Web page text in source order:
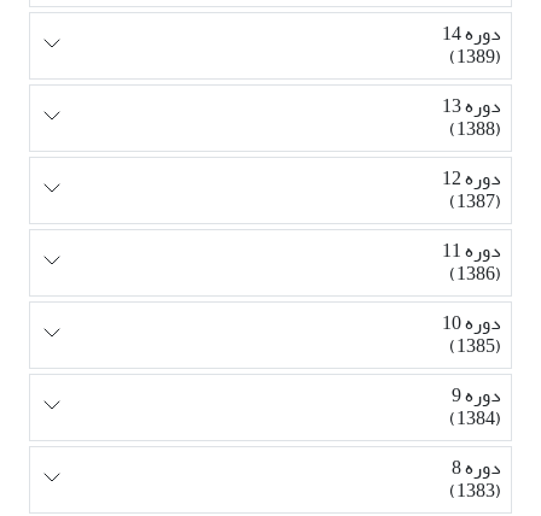
دوره 14
(1389)
دوره 13
(1388)
دوره 12
(1387)
دوره 11
(1386)
دوره 10
(1385)
دوره 9
(1384)
دوره 8
(1383)